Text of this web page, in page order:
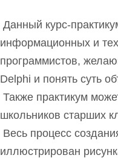
Данный курс-
информационных и
программистов,
Delphi и понять суть
Также практикум
школьников старших
Весь процесс
иллюстрирован